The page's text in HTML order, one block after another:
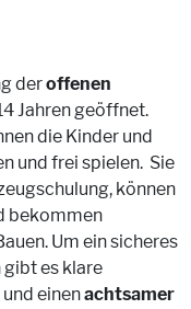
deroffenen
Jahren geöffnet.
die Kinder und
und frei spielen. Sie
können
bekommen
Um ein sicheres
gibt es klare
einenachtsamer